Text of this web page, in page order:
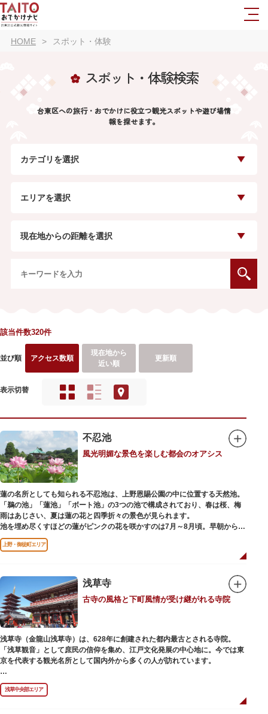
HOME スポット・体験
スポット・体験検索
台東区への旅行・おでかけに役立つ観光スポットや遊び場情
報を探せます。
カテゴリを選択
エリアを選択
現在地からの距離を選択
該当件数320件
並び順 アクセス数順
現在地から
近い順
更新順
表示切替
不忍池
風光明媚な景色を楽しむ都会のオアシス
蓮の名所としても知られる不忍池は、上野恩賜公園の中に位置する天然池。
「鵜の池」「蓮池」「ボート池」の3つの池で構成されており、春は桜、梅
雨はあじさい、夏は蓮の花と四季折々の景色が見られます。
池を埋め尽くすほどの蓮がピンクの花を咲かすのは7月～8月頃。早朝から午
前のみ開花するので、シーズン中は多くの観光客が朝早くから池を訪れま
す。綺麗な蓮の花を近くから観察できるデッキを散歩しながら朝の不忍池を
から池を眺めれば、新しい発見ができるかもしれません。また、「鵜の池」
にはマガモ・オナガガモなどたくさんの鴨や渡り鳥が訪れます。大都会の中
でバードウォッチングができる珍しいスポットです。
ファミリーで、カップルで、または一人でゆったりと、思い思いの時間をお
過ごしください。
上野・御徒町エリア
浅草寺
古寺の風格と下町風情が受け継がれる寺院
浅草寺（金龍山浅草寺）は、628年に創建された都内最古とされる寺院。
「浅草観音」として庶民の信仰を集め、江戸文化発展の中心地に。今では東
京を代表する観光名所として国内外から多くの人が訪れています。
浅草の象徴とも言える「雷門（風雷神門）」は、高さ3.9mの大提灯と風神雷
神像が安置された浅草寺の総門。本堂前には2体の仁王尊像が並ぶ山門「宝
蔵門」が建ち、参拝客を堂々と迎えてくれます。本堂前には、邪気を払うご
浅草中央部エリア